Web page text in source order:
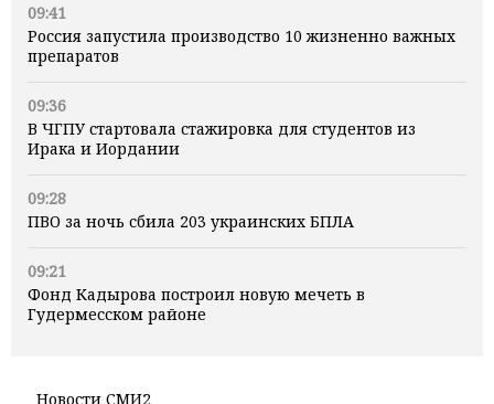
09:41
Россия запустила производство 10 жизненно важных
препаратов
09:36
В ЧГПУ стартовала стажировка для студентов из
Ирака и Иордании
09:28
ПВО за ночь сбила 203 украинских БПЛА
09:21
Фонд Кадырова построил новую мечеть в
Гудермесском районе
Новости СМИ2